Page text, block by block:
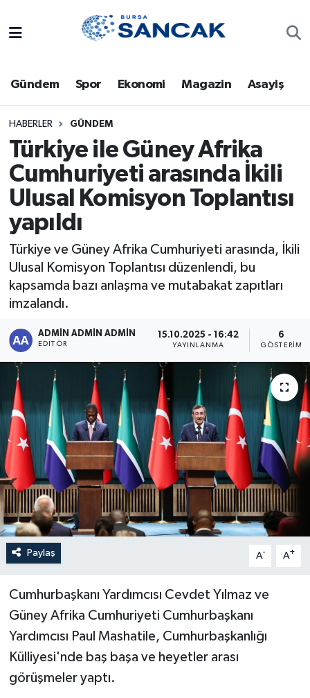
Gündem Spor Ekonomi Magazin Asayiş
HABERLER GÜNDEM
Türkiye ile Güney Afrika
Cumhuriyeti arasında İkili
Ulusal Komisyon Toplantısı
yapıldı
Türkiye ve Güney Afrika Cumhuriyeti arasında, İkili
Ulusal Komisyon Toplantısı düzenlendi, bu
kapsamda bazı anlaşma ve mutabakat zapıtları
imzalandı.
ADMİN ADMİN ADMİN
EDITÖR
15.10.2025 - 16:42
YAYINLANMA
6
GÖSTERIM
Paylaş A- A+
Cumhurbaşkanı Yardımcısı Cevdet Yılmaz ve
Güney Afrika Cumhuriyeti Cumhurbaşkanı
Yardımcısı Paul Mashatile, Cumhurbaşkanlığı
Külliyesi'nde baş başa ve heyetler arası
görüşmeler yaptı.
Bursa
Dünya
Eğitim
Ekonomi
Genel
Gündem
Magazin
Sağlık
Siyaset
Spor
Türkiye
Trafik Durumu
Süper Lig Puan Durumu ve Fikstür
Tüm Manşetler
Son Dakika Haberleri
Haber Arşivi